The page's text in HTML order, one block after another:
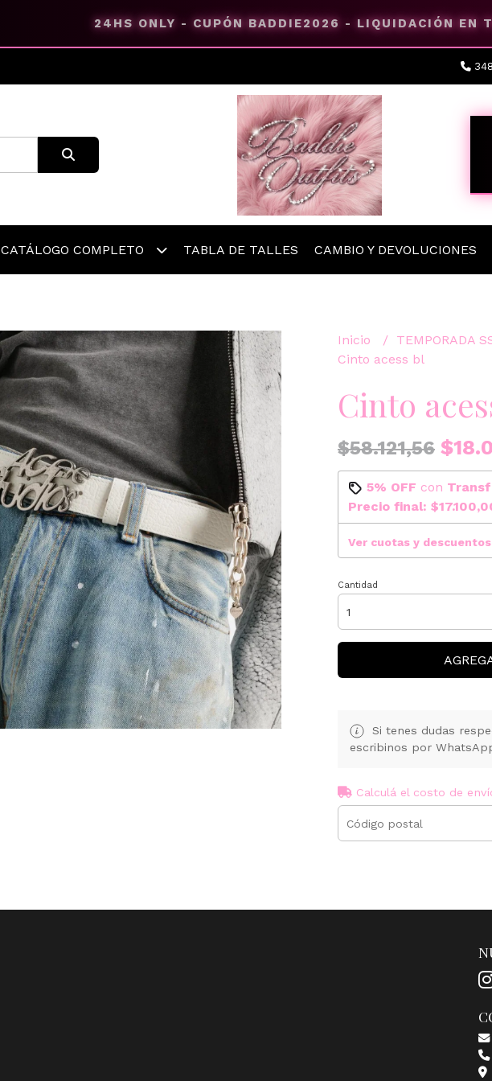
24HS ONLY - CUPÓN BADDIE2026 - LIQUIDACIÓN EN
CATÁLOGO COMPLETO TABLA DE TALLES CAMBIO Y DEVOLUCIONES
Inicio TEMPORADA
Cinto acess bl
Cinto
$58.121,56
5% OFF con
Precio final:
Ver cuotas y descuentos
Cantidad
Si tenes dudas
escribinos por
Calculá el costo de